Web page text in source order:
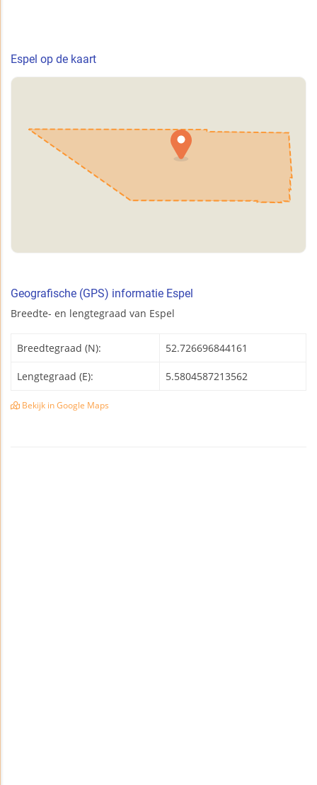
Espel op de kaart
Geografische (GPS) informatie Espel
Breedte- en lengtegraad van Espel
Breedtegraad (N): 52.726696844161
Lengtegraad (E): 5.5804587213562
Bekijk in Google Maps